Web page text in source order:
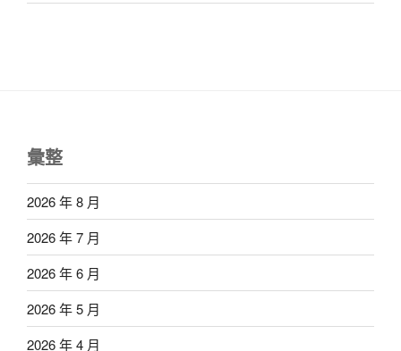
彙整
2026 年 8 月
2026 年 7 月
2026 年 6 月
2026 年 5 月
2026 年 4 月